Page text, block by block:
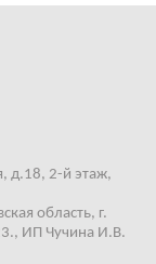
д.18, 2-й этаж,
область, г.
ИП Чучина И.В.